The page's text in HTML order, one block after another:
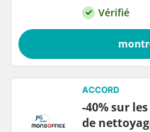
Vérifié
ACCORD
-40% sur
de